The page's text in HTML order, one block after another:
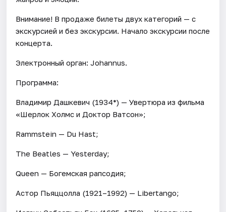
Внимание! В продаже билеты двух категорий — с
экскурсией и без экскурсии. Начало экскурсии после
концерта.
Электронный орган: Johannus.
Программа:
Владимир Дашкевич (1934*) — Увертюра из фильма
«Шерлок Холмс и Доктор Ватсон»;
Rammstein — Du Hast;
The Beatles — Yesterday;
Queen — Богемская рапсодия;
Астор Пьяццолла (1921–1992) — Libertango;